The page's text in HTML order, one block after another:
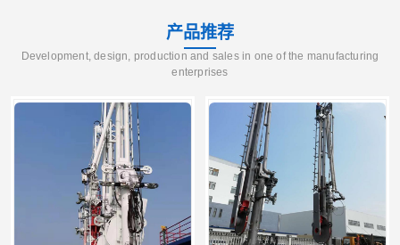
产品推荐
Development, design, production and sales in one of the manufacturing
enterprises